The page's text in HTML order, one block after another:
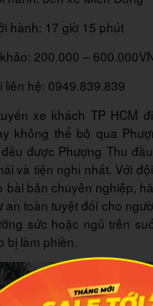
hành: 17 giờ 15 phút
200.000 –
liên hệ: 0949.839.839
xe khách TP HCM
không thể bỏ qua
được Phượng Thu
và tiện nghi nhất. Với
bài bản chuyên nghiệp,
an toàn tuyệt đối cho
sức hoặc ngủ trên
bị làm phiền.